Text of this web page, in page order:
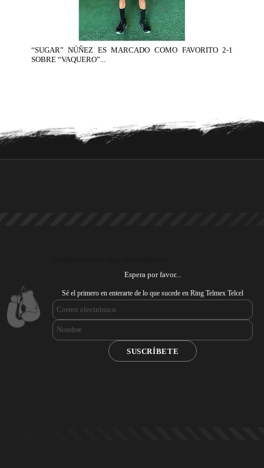
“SUGAR” NÚÑEZ ES MARCADO COMO FAVORITO 2-1
SOBRE “VAQUERO”...
Espera por favor...
Sé el primero en enterarte de lo que sucede en Ring Telmex Telcel